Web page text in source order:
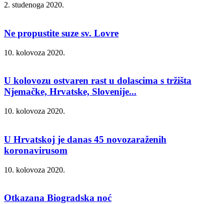
2. studenoga 2020.
Ne propustite suze sv. Lovre
10. kolovoza 2020.
U kolovozu ostvaren rast u dolascima s tržišta
Njemačke, Hrvatske, Slovenije...
10. kolovoza 2020.
U Hrvatskoj je danas 45 novozaraženih
koronavirusom
10. kolovoza 2020.
Otkazana Biogradska noć